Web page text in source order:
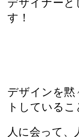
す！
デザインを黙
トしているこ
人に会って、